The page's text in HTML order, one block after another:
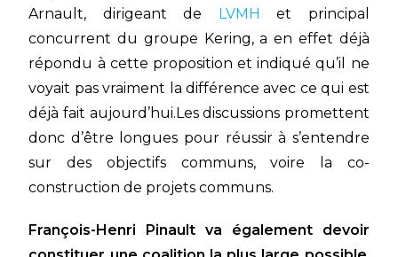
Arnault, dirigeant de LVMH et principal
concurrent du groupe Kering, a en effet déjà
répondu à cette proposition et indiqué qu’il ne
voyait pas vraiment la différence avec ce qui est
déjà fait aujourd’hui.Les discussions promettent
donc d’être longues pour réussir à s’entendre
sur des objectifs communs, voire la co-
construction de projets communs.
François-Henri Pinault va également devoir